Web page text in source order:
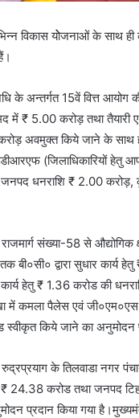
विकास योेजनाओं के
के अन्तर्गत 15वें वित्त
मद में ₹ 5.00 करोड़ तथा
अवमुक्त किये जाने के साथ
(जिलाधिकारियों हेतु
जनपद धनराशि ₹ 2.00
राजमार्ग संख्या-58 से
द्वारा सुधार कार्य हेतु
हेतु ₹ 1.36 करोड की
में कमला पैलेस एवं
स्वीकृत किये जाने का अनुमोदन
रुद्रप्रयाग के तिलवाडा
24.38 करोड तथा जनपद
प्रदान किया गया